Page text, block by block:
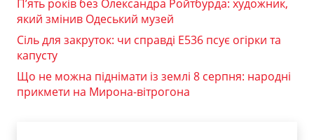
П’ять років без Олександра Ройтбурда: художник,
який змінив Одеський музей
Сіль для закруток: чи справді Е536 псує огірки та
капусту
Що не можна піднімати із землі 8 серпня: народні
прикмети на Мирона-вітрогона